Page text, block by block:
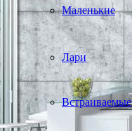
Маленькие
Лари
Встраиваемые